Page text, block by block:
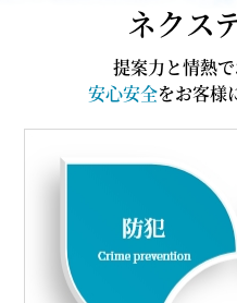
ネクス
提案力と情熱
安心安全をお客様